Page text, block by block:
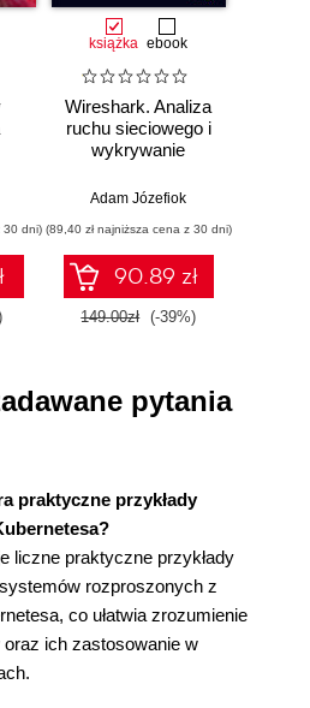
Kubernetes
aplikacji
za pomocą
aplikacji
wdrażanie kontenera
usługi PaaS za pomocą
przyczep pod kątem
i ponownego użycia
kontenerów
30 dni)
książka ebook
Wireshark. Analiza
ruchu sieciowego i
wykrywanie
Adam Józefiok
(89,40 zł najniższa cena z 30 dni)
90.89 zł
149.00zł (-39%)
pytania
praktyczne przykłady
liczne praktyczne przykłady
rozproszonych z
co ułatwia zrozumienie
ich zastosowanie w